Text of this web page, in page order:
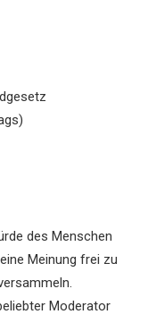
des Menschen
Meinung frei zu
Moderator